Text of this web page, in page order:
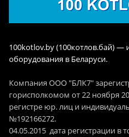
100kotlov.by (100котлов.бай) —
оборудования в Беларуси.
Компания ООО "БЛК7"
горисполкомом от 22 ноября
регистре юр. лиц и
№192166272.
04.05.2015 дата регистрации в